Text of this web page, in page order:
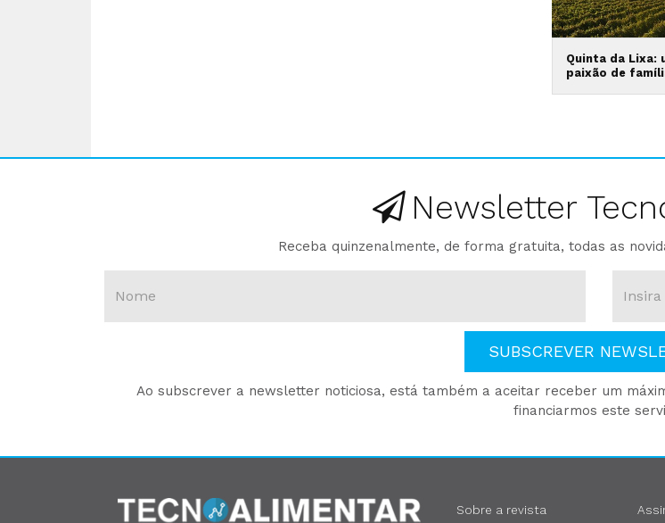
Quinta da Lixa:
paixão de
Newsletter
Receba quinzenalmente, de forma gratuita, todas as
SUBSCREVER
Ao subscrever a newsletter noticiosa, está também a aceitar receber um
financiarmos este
Sobre a revista